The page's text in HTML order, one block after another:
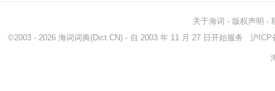
关于海词 - 版权声明 -
©2003 - 2026 海词词典(Dict.CN) - 自 2003 年 11 月 27 日开始服务 沪ICP